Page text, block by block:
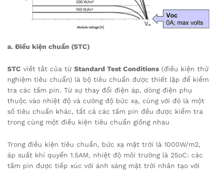
a. Điều kiện chuẩn (STC)
STC viết tắt của từ Standard Test Conditions (điều kiện thử
nghiệm tiêu chuẩn) là bộ tiêu chuẩn được thiết lập để kiểm
tra các tấm pin. Từ sự thay đổi điện áp, dòng điện phụ
thuộc vào nhiệt độ và cường độ bức xạ, cùng với đó là một
số tiêu chuẩn khác, tất cả các tấm pin đều được kiểm tra
trong cùng một điều kiện tiêu chuẩn giống nhau
Trong điều kiện tiêu chuẩn, bức xạ mặt trời là 1000W/m2,
áp suất khí quyển 1.5AM, nhiệt độ môi trường là 25oC: các
tấm pin được tiếp xúc với ánh sáng mặt trời nhân tạo với